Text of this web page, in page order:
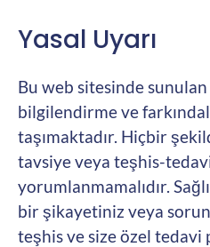
Yasal Uyarı
Bu web sitesinde
bilgilendirme ve
taşımaktadır. Hiçbir
tavsiye veya teşhis-
yorumlanmamalıdır.
bir şikayetiniz veya
teşhis ve size özel tedavi